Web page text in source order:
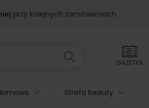
przy kolejnych zamówieniach.
GAZETKA
Strefa beauty